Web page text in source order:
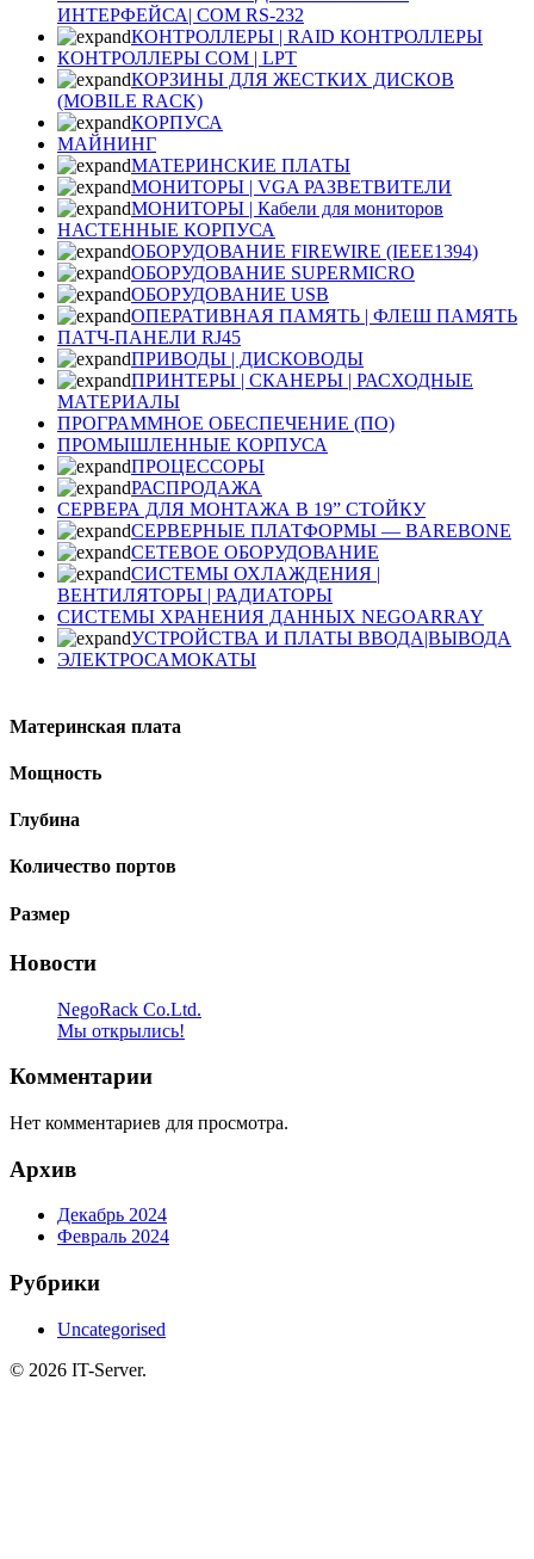
ИНТЕРФЕЙСА| COM RS-232
КОНТРОЛЛЕРЫ | RAID КОНТРОЛЛЕРЫ
КОНТРОЛЛЕРЫ COM | LPT
КОРЗИНЫ ДЛЯ ЖЕСТКИХ ДИСКОВ
(MOBILE RACK)
КОРПУСА
МАЙНИНГ
МАТЕРИНСКИЕ ПЛАТЫ
МОНИТОРЫ | VGA РАЗВЕТВИТЕЛИ
МОНИТОРЫ | Кабели для мониторов
НАСТЕННЫЕ КОРПУСА
ОБОРУДОВАНИЕ FIREWIRE (IEEE1394)
ОБОРУДОВАНИЕ SUPERMICRO
ОБОРУДОВАНИЕ USB
ОПЕРАТИВНАЯ ПАМЯТЬ | ФЛЕШ ПАМЯТЬ
ПАТЧ-ПАНЕЛИ RJ45
ПРИВОДЫ | ДИСКОВОДЫ
ПРИНТЕРЫ | СКАНЕРЫ | РАСХОДНЫЕ
МАТЕРИАЛЫ
ПРОГРАММНОЕ ОБЕСПЕЧЕНИЕ (ПО)
ПРОМЫШЛЕННЫЕ КОРПУСА
ПРОЦЕССОРЫ
РАСПРОДАЖА
СЕРВЕРА ДЛЯ МОНТАЖА В 19” СТОЙКУ
СЕРВЕРНЫЕ ПЛАТФОРМЫ — BAREBONE
СЕТЕВОЕ ОБОРУДОВАНИЕ
СИСТЕМЫ ОХЛАЖДЕНИЯ |
ВЕНТИЛЯТОРЫ | РАДИАТОРЫ
СИСТЕМЫ ХРАНЕНИЯ ДАННЫХ NEGOARRAY
УСТРОЙСТВА И ПЛАТЫ ВВОДА|ВЫВОДА
ЭЛЕКТРОСАМОКАТЫ
Материнская плата
Мощность
Глубина
Количество портов
Размер
Новости
NegoRack Co.Ltd.
Мы открылись!
Комментарии
Нет комментариев для просмотра.
Архив
Декабрь 2024
Февраль 2024
Рубрики
Uncategorised
© 2026 IT-Server.